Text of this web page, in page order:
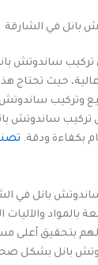
بانل في الشارقة
ساندوتش
حيث تحتاج
وتركيب ساندوتش
ساندوتش
بكفاءة ودقة.
بانل في
بالمواد
بتحقيق أعلى
بانل بشكل